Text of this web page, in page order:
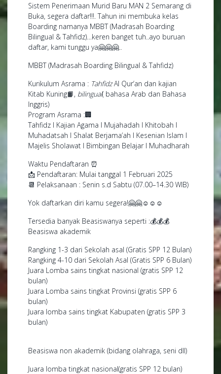
Sistem Penerimaan Murid Baru MAN 2 Semarang di
Buka, segera daftar!!!. Tahun ini membuka kelas
Boarding namanya MBBT (Madrasah Boarding
Bilingual & Tahfidz)…keren banget tuh..ayo buruan
daftar, kami tunggu ya🤗🤗🤗..
MBBT (Madrasah Boarding Bilingual & Tahfidz)
Kurikulum Asrama : TahfidzAl Qur’an dan kajian
Kitab Kuning📙, bilingual( bahasa Arab dan Bahasa
Inggris)
Program Asrama :🏢
Tahfidz I Kajian Agama I Mujahadah I Khitobah I
Muhadatsah I Shalat Berjama’ah I Kesenian Islam I
Majelis Sholawat I Bimbingan Belajar I Muhadharah
Waktu Pendaftaran ⏰
📩 Pendaftaran: Mulai tanggal 1 Februari 2025
📆 Pelaksanaan : Senin s.d Sabtu (07.00–14.30 WIB)
Yok daftarkan diri kamu segera!🤗🤗☺️☺️☺️
Tersedia banyak Beasiswanya seperti :💰💰💰
Beasiswa akademik
Rangking 1-3 dari Sekolah asal (Gratis SPP 12 Bulan)
Rangking 4-10 dari Sekolah Asal (Gratis SPP 6 Bulan)
Juara Lomba sains tingkat nasional (gratis SPP 12
bulan)
Juara Lomba sains tingkat Provinsi (gratis SPP 6
bulan)
Juara lomba sains tingkat Kabupaten (gratis SPP 3
bulan)
Beasiswa non akademik (bidang olahraga, seni dll)
Juara lomba tingkat nasional(gratis SPP 12 bulan)